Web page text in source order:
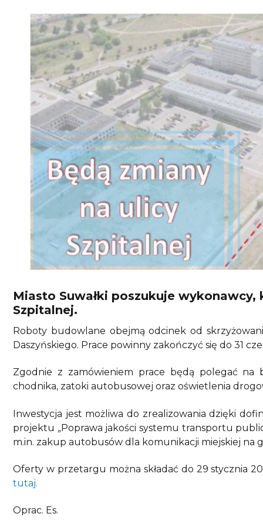
Miasto Suwałki poszukuje
Szpitalnej.
Roboty budowlane obejmą odcinek od
Daszyńskiego. Prace powinny zakończyć się do 31
Zgodnie z zamówieniem prace będą polegać na
chodnika, zatoki autobusowej oraz oświetlenia
Inwestycja jest możliwa do zrealizowania dzięki
projektu „Poprawa jakości systemu transportu
m.in. zakup autobusów dla komunikacji miejskiej na
Oferty w przetargu można składać do 29 stycznia
tutaj.
Oprac. Es.